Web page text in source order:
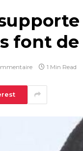
font
1 Min Read